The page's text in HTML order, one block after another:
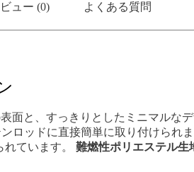
ュー (0) よくある質問
面と、すっきりとしたミニマルな
ッドに直接簡単に取り付けられ
ています。 難燃性ポリエステル生